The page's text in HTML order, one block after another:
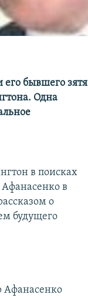
его бывшего зятя
Одна
в поисках
в
о
будущего
Афанасенко